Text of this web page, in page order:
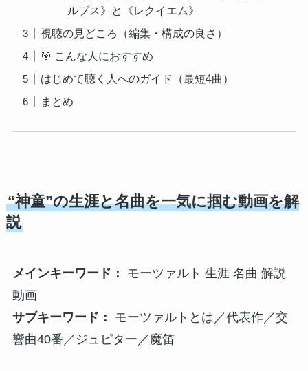
ルプス》と《レクイエム》
視聴の見どころ（編集・構成の良さ）
🎯 こんな人におすすめ
はじめて聴く人へのガイド（最短4曲）
まとめ
“神童”の生涯と名曲を一気に掴む動画を解
説
メインキーワード：
モーツァルト 生涯 名曲 解説
動画
サブキーワード：
モーツァルトとは／代表作／交
響曲40番／ジュピター／魔笛